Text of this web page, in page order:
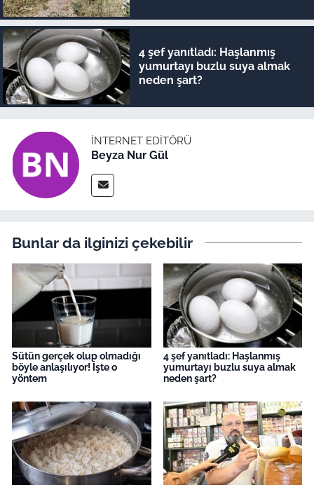
4 şef yanıtladı: Haşlanmış
yumurtayı buzlu suya almak
neden şart?
İNTERNET EDITÖRÜ
Beyza Nur Gül
Bunlar da ilginizi çekebilir
Sütün gerçek olup olmadığı
böyle anlaşılıyor! İşte o
yöntem
4 şef yanıtladı: Haşlanmış
yumurtayı buzlu suya almak
neden şart?